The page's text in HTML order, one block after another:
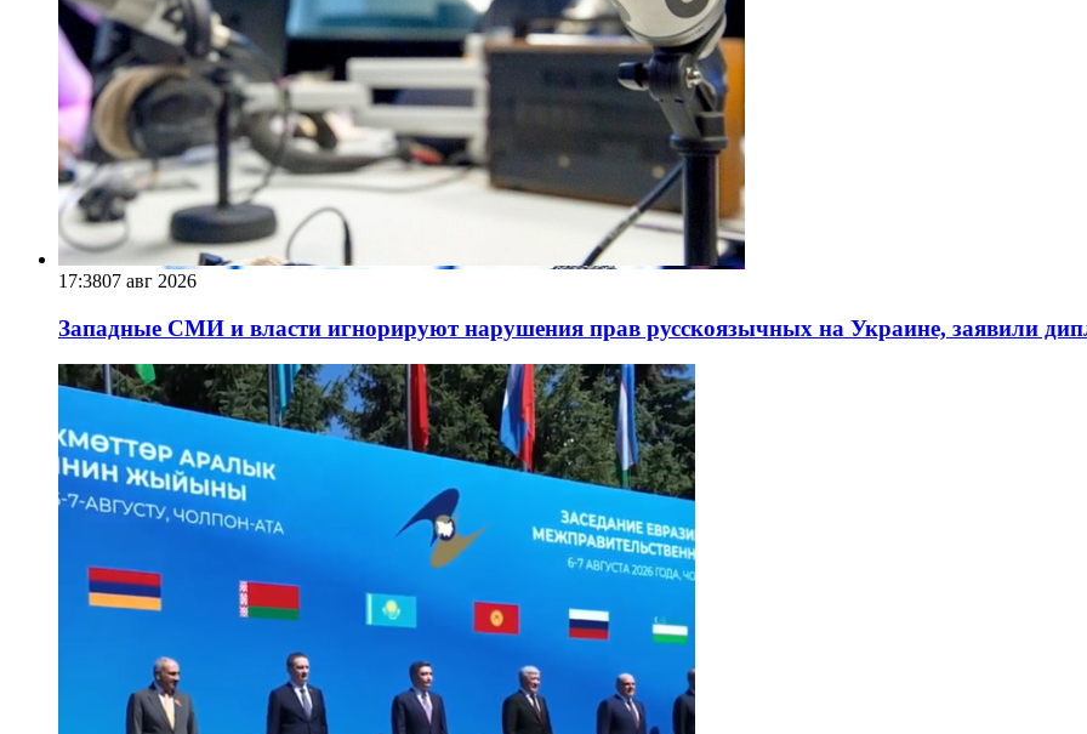
17:3807 авг 2026
Западные СМИ и власти игнорируют нарушения прав русскоязычных на Украине, заявили